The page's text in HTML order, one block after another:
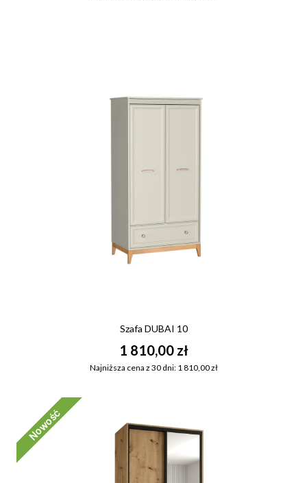
Szafa DUBAI 10
1 810,00 zł
Najniższa cena z 30 dni: 1 810,00 zł
Nowość